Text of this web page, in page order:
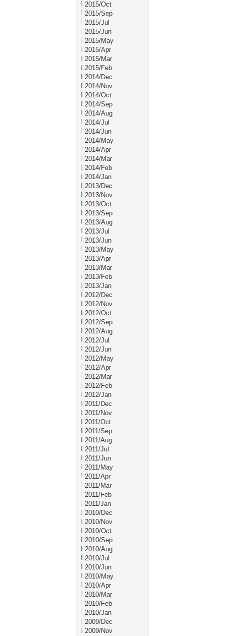
2015/Oct
2015/Sep
2015/Jul
2015/Jun
2015/May
2015/Apr
2015/Mar
2015/Feb
2014/Dec
2014/Nov
2014/Oct
2014/Sep
2014/Aug
2014/Jul
2014/Jun
2014/May
2014/Apr
2014/Mar
2014/Feb
2014/Jan
2013/Dec
2013/Nov
2013/Oct
2013/Sep
2013/Aug
2013/Jul
2013/Jun
2013/May
2013/Apr
2013/Mar
2013/Feb
2013/Jan
2012/Dec
2012/Nov
2012/Oct
2012/Sep
2012/Aug
2012/Jul
2012/Jun
2012/May
2012/Apr
2012/Mar
2012/Feb
2012/Jan
2011/Dec
2011/Nov
2011/Oct
2011/Sep
2011/Aug
2011/Jul
2011/Jun
2011/May
2011/Apr
2011/Mar
2011/Feb
2011/Jan
2010/Dec
2010/Nov
2010/Oct
2010/Sep
2010/Aug
2010/Jul
2010/Jun
2010/May
2010/Apr
2010/Mar
2010/Feb
2010/Jan
2009/Dec
2009/Nov